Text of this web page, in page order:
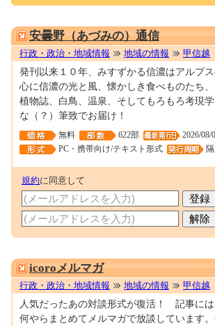
安曇野（あづみの）通信
行政・政治・地域情報 地域の情報 甲信越
発刊以来１０年、みすずかる信濃はアルプ
心に信濃の光と風、懐かしき食べものたち、
植物誌、白鳥、温泉、そしてもろもろ考現
な（？）筆致でお届け！
無料 622部
2026/08/
PC・携帯向け/テキスト形式
規約に同意して
icoroメルマガ
行政・政治・地域情報 地域の情報 甲信越
人気だったあの対談形式が復活！ 記事に
何やらまとめてメルマガで放談しています